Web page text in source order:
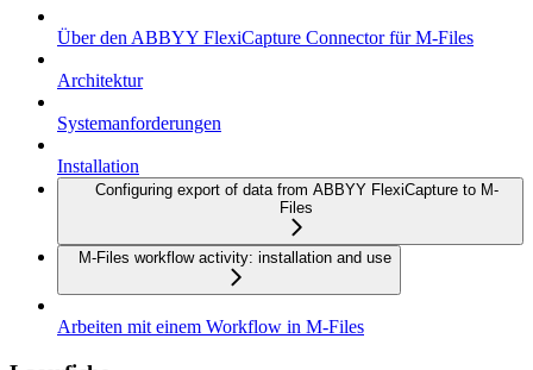
Über den ABBYY FlexiCapture Connector für M-Files
Architektur
Systemanforderungen
Installation
Configuring export of data from ABBYY FlexiCapture to M-
Files
M-Files workflow activity: installation and use
Arbeiten mit einem Workflow in M-Files